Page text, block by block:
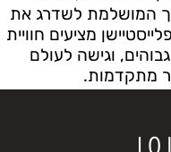
המושלמת לשדרג את
מציעים חוויית
וגישה לעולם
מתקדמות.
J